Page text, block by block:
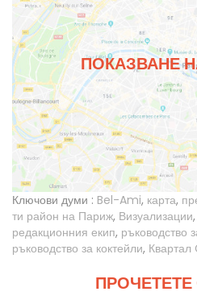
ПОКАЗВАНЕ
Ключови думи : Bel-Ami, карта,
ти район на Париж, Визуализации,
редакционния екип, ръководство
ръководство за коктейли,